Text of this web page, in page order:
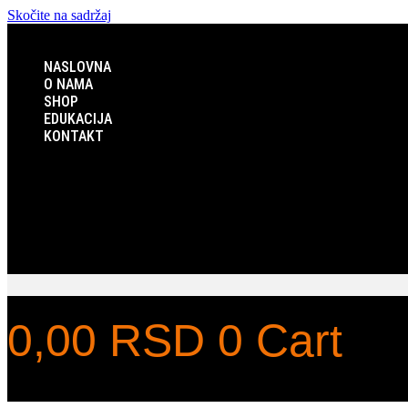
Skočite na sadržaj
NASLOVNA
O NAMA
SHOP
EDUKACIJA
KONTAKT
0,00 RSD 0 Cart